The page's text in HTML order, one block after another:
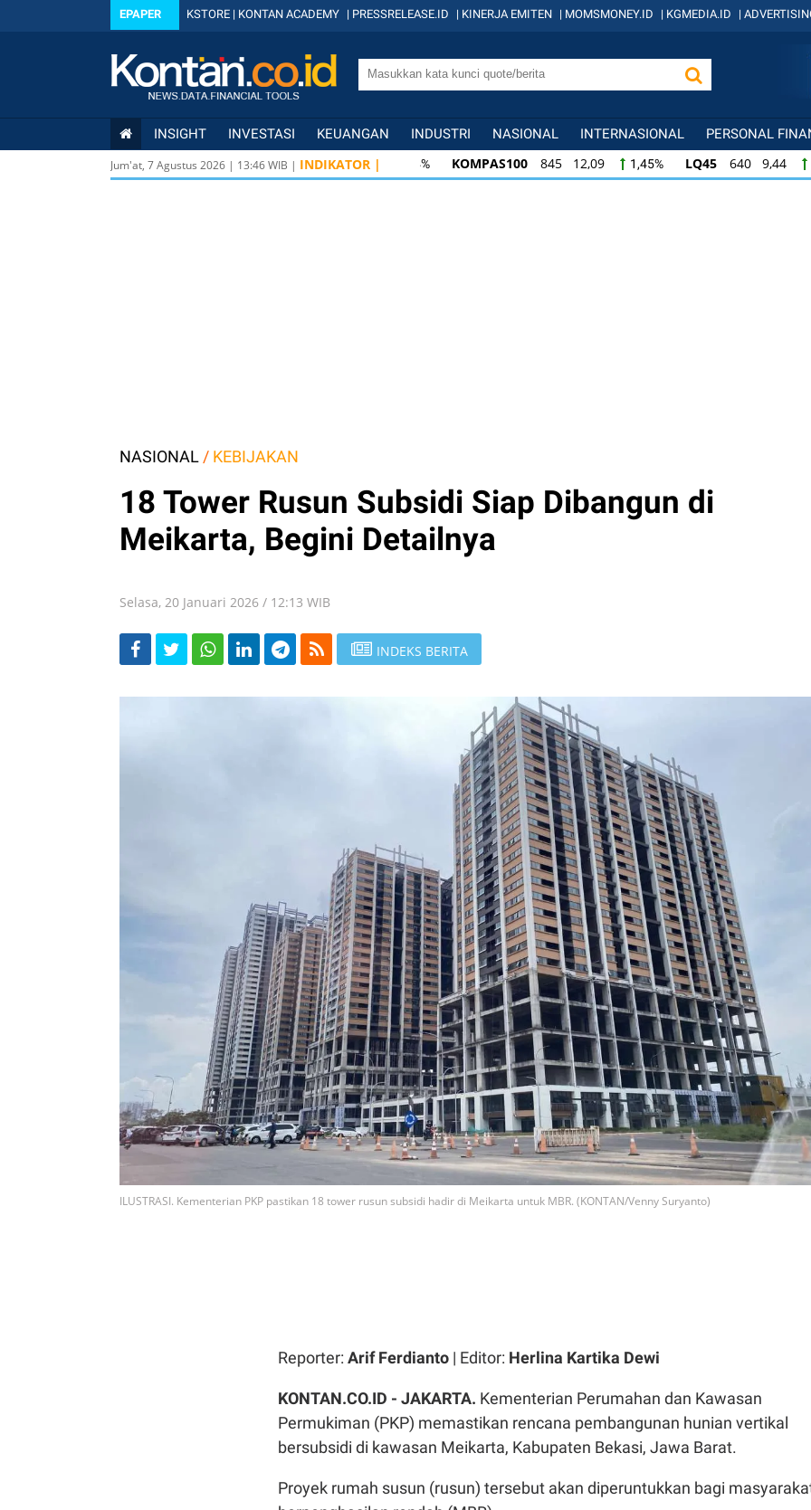
EPAPER KSTORE | KONTAN ACADEMY | PRESSRELEASE.ID | KINERJA EMITEN | MOMSMONEY.ID | KGMEDIA.ID |
INSIGHT INVESTASI KEUANGAN INDUSTRI NASIONAL INTERNASIONAL PERSONAL
Jum'at, 7 Agustus 2026 | 13:46WIB | INDIKATOR | KOMPAS100 845 12,09 1,45% LQ45 640 9,44
KOMPAS100
845 12,09 1,45% LQ45 640 9,44
NASIONAL / KEBIJAKAN
18 Tower Rusun Subsidi Siap Dibangun di
Meikarta, Begini Detailnya
Selasa, 20 Januari 2026 / 12:13 WIB
INDEKS BERITA
ILUSTRASI. Kementerian PKP pastikan 18 tower rusun subsidi hadir di Meikarta untuk MBR. (KONTAN/Venny Suryanto)
Reporter: Arif Ferdianto | Editor: Herlina Kartika Dewi
KONTAN.CO.ID - JAKARTA. Kementerian Perumahan dan Kawasan
Permukiman (PKP) memastikan rencana pembangunan hunian vertikal
bersubsidi di kawasan Meikarta, Kabupaten Bekasi, Jawa Barat.
Proyek rumah susun (rusun) tersebut akan diperuntukkan bagi